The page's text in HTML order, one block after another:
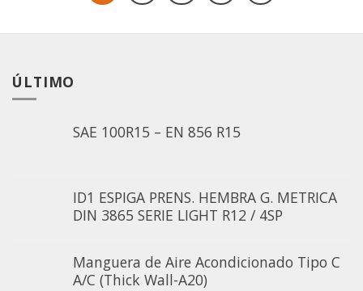
ÚLTIMO
SAE 100R15 – EN 856 R15
ID1 ESPIGA PRENS. HEMBRA G. METRICA
DIN 3865 SERIE LIGHT R12 / 4SP
Manguera de Aire Acondicionado Tipo C
A/C (Thick Wall-A20)